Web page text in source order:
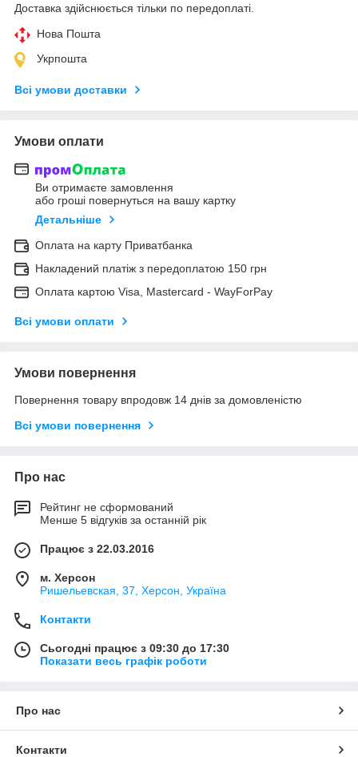
Доставка здійснюється тільки по передоплаті.
Нова Пошта
Укрпошта
Всі умови доставки
Умови оплати
Ви отримаєте замовлення
або гроші повернуться на вашу картку
Детальніше
Оплата на карту Приватбанка
Накладений платіж з передоплатою 150 грн
Оплата картою Visa, Mastercard - WayForPay
Всі умови оплати
Умови повернення
Повернення товару впродовж 14 днів за домовленістю
Всі умови повернення
Про нас
Рейтинг не сформований
Менше 5 відгуків за останній рік
Працює з 22.03.2016
м. Херсон
Ришельевская, 37, Херсон, Україна
Контакти
Сьогодні працює з 09:30 до 17:30
Показати весь графік роботи
Про нас
Контакти